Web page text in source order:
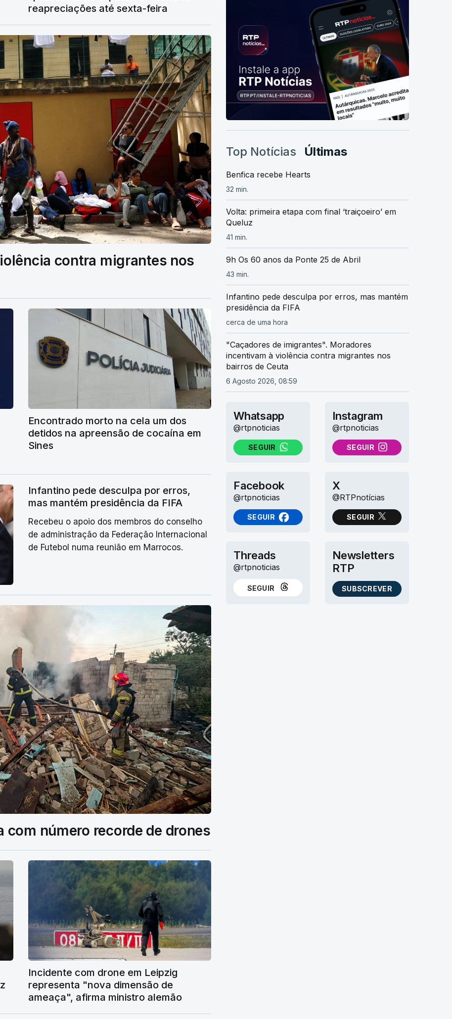
reapreciações até sexta-feira
contra migrantes nos
Encontrado morto na cela um dos
detidos na apreensão de cocaína em
Sines
Infantino pede desculpa por erros,
mas mantém presidência da FIFA
Recebeu o apoio dos membros do conselho
de administração da Federação Internacional
de Futebol numa reunião em Marrocos.
com número recorde de drones
Incidente com drone em Leipzig
representa "nova dimensão de
ameaça", afirma ministro alemão
Top Notícias Últimas
Benfica recebe Hearts
32 min.
Volta: primeira etapa com final ‘traiçoeiro’ em
Queluz
41 min.
9h Os 60 anos da Ponte 25 de Abril
43 min.
Infantino pede desculpa por erros, mas mantém
presidência da FIFA
cerca de uma hora
"Caçadores de imigrantes". Moradores
incentivam à violência contra migrantes nos
bairros de Ceuta
6 Agosto 2026, 08:59
Whatsapp
@rtpnoticias
SEGUIR
NO WHATSAPP
Instagram
@rtpnoticias
SEGUIR
NO INSTAGRAM
Facebook
@rtpnoticias
SEGUIR
NO FACEBOOK
X
@RTPnotícias
SEGUIR
NO X (TWITTER)
Threads
@rtpnoticias
SEGUIR
NO THREADS
Newsletters
RTP
SUBSCREVER
AS NEWSLETTERS RTP